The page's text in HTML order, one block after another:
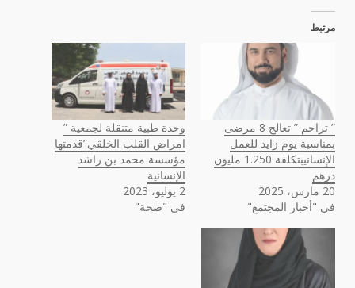
مرتبط
” تراحم ” تعالج 8 مرضى
بمناسبة يوم زايد للعمل
الإنسانيبتكلفة 1.250 مليون
درهم
20 مارس، 2025
في "أخبار المجتمع"
وحدة طبية متنقلة لجمعية ”
امراض القلب الخلقي”قدمتها
مؤسسة محمد بن راشد
الإنسانية
2 يوليو، 2023
في "صحة"